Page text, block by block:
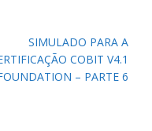
SIMULADO PARA A
COBIT V4.1
– PARTE 6